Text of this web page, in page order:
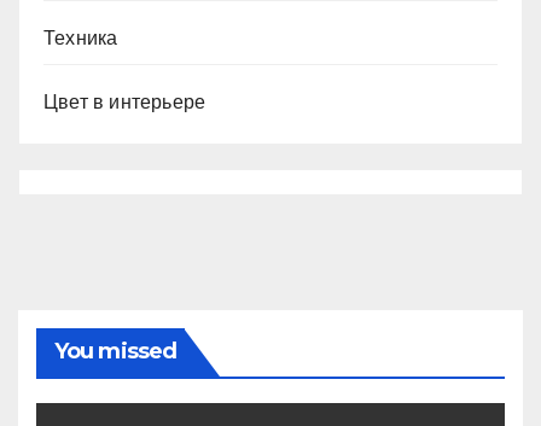
Техника
Цвет в интерьере
You missed